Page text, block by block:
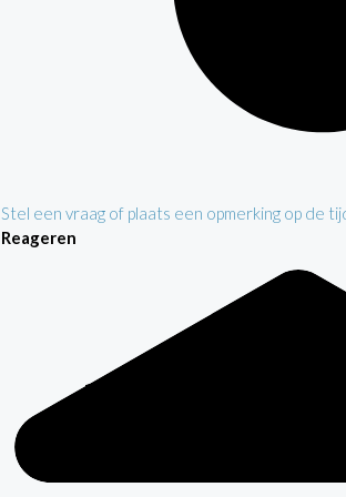
Stel een vraag of plaats een opmerking op de
Reageren